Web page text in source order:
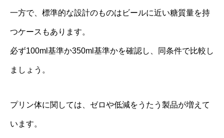
一方で、標準的な設計のものはビールに近い糖質量を持
つケースもあります。
必ず100ml基準か350ml基準かを確認し、同条件で比較し
ましょう。
プリン体に関しては、ゼロや低減をうたう製品が増えて
います。